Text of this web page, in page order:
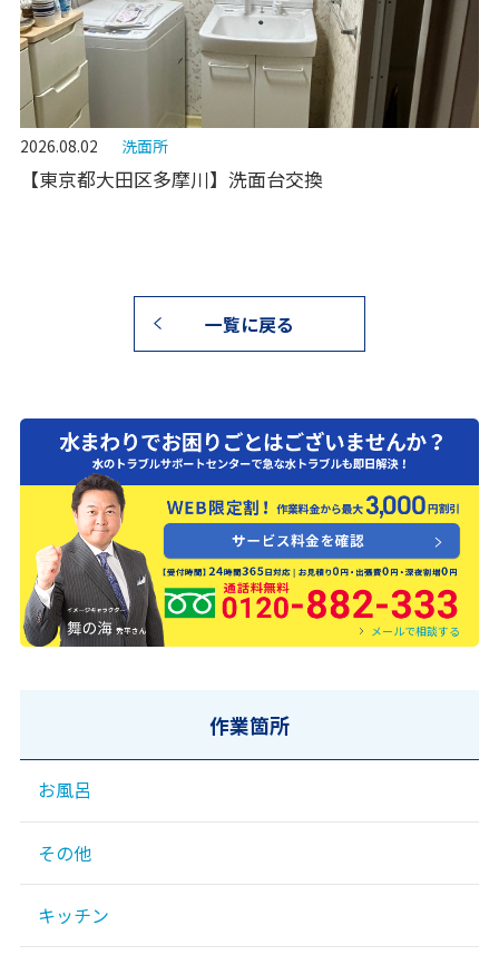
2026.08.02 洗面所
【東京都大田区多摩川】洗面台交換
一覧に戻る
0120-882-333
メールで相談する
作業箇所
お風呂
その他
キッチン